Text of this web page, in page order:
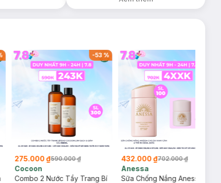
25ml (SL Có Hạn)
-53%
275.000 ₫590.000 ₫
Cocoon
Combo 2 Nước Tẩy Trang Bí
432.000 ₫702.000 ₫
Anessa
Sữa Chống Nắng Anessa